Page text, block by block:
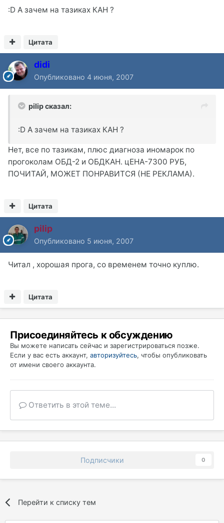
:D А зачем на тазиках КАН ?
Цитата
didi
Опубликовано 4 июня, 2007
pilip сказал:
:D А зачем на тазиках КАН ?
Нет, все по тазикам, плюс диагноза иномарок по
прогоколам ОБД-2 и ОБДКАН. цЕНА-7300 РУБ,
ПОЧИТАЙ, МОЖЕТ ПОНРАВИТСЯ (НЕ РЕКЛАМА).
Цитата
pilip
Опубликовано 5 июня, 2007
Читал , хорошая прога, со временем точно куплю.
Цитата
Присоединяйтесь к обсуждению
Вы можете написать сейчас и зарегистрироваться позже.
Если у вас есть аккаунт, авторизуйтесь, чтобы опубликовать
от имени своего аккаунта.
Ответить в этой теме...
Подписчики 0
Перейти к списку тем